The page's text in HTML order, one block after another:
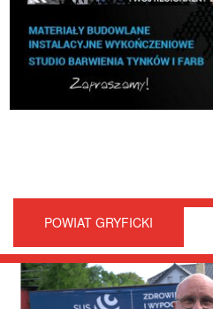
POWIAT GRYFICKI